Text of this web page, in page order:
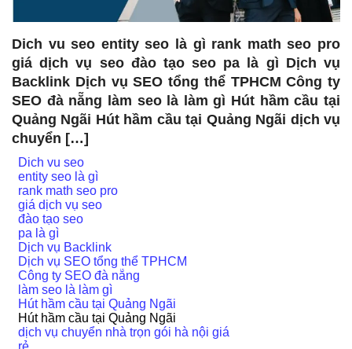
Dich vu seo entity seo là gì rank math seo pro
giá dịch vụ seo đào tạo seo pa là gì Dịch vụ
Backlink Dịch vụ SEO tổng thể TPHCM Công ty
SEO đà nẵng làm seo là làm gì Hút hầm cầu tại
Quảng Ngãi Hút hầm cầu tại Quảng Ngãi dịch vụ
chuyển […]
Dich vu seo
entity seo là gì
rank math seo pro
giá dịch vụ seo
đào tạo seo
pa là gì
Dịch vụ Backlink
Dịch vụ SEO tổng thể TPHCM
Công ty SEO đà nẵng
làm seo là làm gì
Hút hầm cầu tại Quảng Ngãi
Hút hầm cầu tại Quảng Ngãi
dịch vụ chuyển nhà trọn gói hà nội giá
rẻ